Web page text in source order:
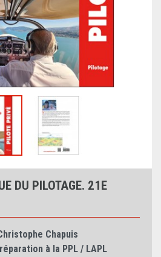
DU PILOTAGE. 21E
Chapuis
à la PPL / LAPL